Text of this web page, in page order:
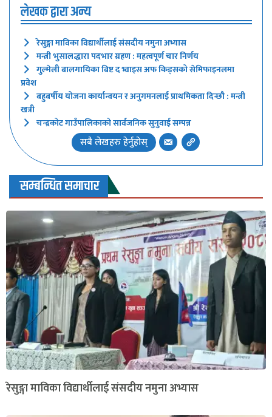
लेखक द्वारा अन्य
रेसुङ्गा माविका विद्यार्थीलाई संसदीय नमुना अभ्यास
मन्त्री भुसालद्धारा पदभार ग्रहण : महत्वपूर्ण चार निर्णय
गुल्मेली बालगायिका बिष्ट द भ्वाइस अफ किड्सको सेमिफाइनलमा
प्रवेश
बहुबर्षीय योजना कार्यान्वयन र अनुगमनलाई प्राथमिकता दिन्छौ : मन्त्री
खत्री
चन्द्रकोट गाउँपालिकाको सार्वजनिक सुनुवाई सम्पन्न
सबै लेखहरु हेर्नुहोस्
सम्बन्धित समाचार
रेसुङ्गा माविका विद्यार्थीलाई संसदीय नमुना अभ्यास